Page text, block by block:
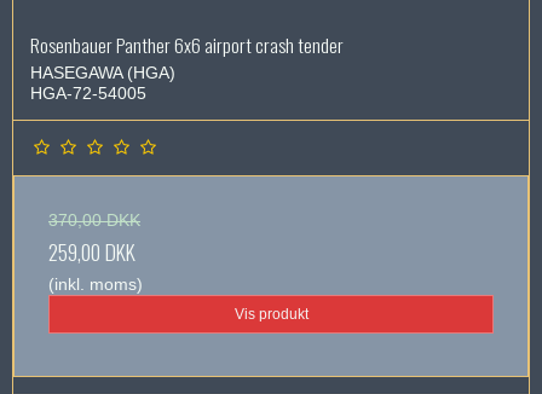
Rosenbauer Panther 6x6 airport crash tender
HASEGAWA (HGA)
HGA-72-54005
370,00 DKK
259,00 DKK
(inkl. moms)
Vis produkt